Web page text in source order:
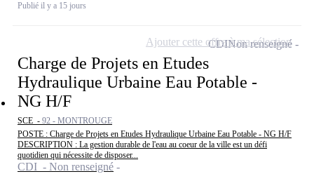
Publié il y a 15 jours
Charge de Projets en Etudes
Hydraulique Urbaine Eau Potable -
NG H/F
SCE - 92 - MONTROUGE
POSTE : Charge de Projets en Etudes Hydraulique Urbaine Eau Potable - NG H/F
DESCRIPTION : La gestion durable de l'eau au coeur de la ville est un défi
quotidien qui nécessite de disposer...
CDI - Non renseigné
CDINon renseigné
Ajouter cette offre à ma sélection